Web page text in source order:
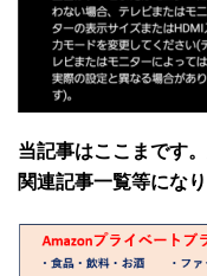
当記事はここまです
関連記事一覧等になり